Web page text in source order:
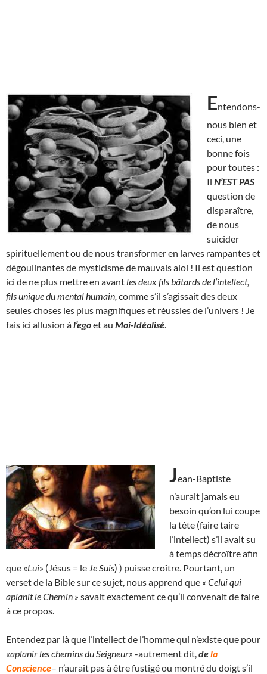
Entendons-
nous bien et
ceci, une
bonne fois
pour toutes :
Il N’EST PAS
question de
disparaître,
de nous
suicider
spirituellement ou de nous transformer en larves rampantes et
dégoulinantes de mysticisme de mauvais aloi ! Il est question
ici de ne plus mettre en avant les deux fils bâtards de l’intellect,
fils unique du mental humain, comme s’il s’agissait des deux
seules choses les plus magnifiques et réussies de l’univers ! Je
fais ici allusion àl’egoet au Moi-Idéalisé
Jean-Baptiste
n’aurait jamais eu
besoin qu’on lui coupe
la tête (faire taire
l’intellect) s’il avait su
à temps décroître afin
que «Lui» (Jésus = le Je Suis) ) puisse croître. Pourtant, un
verset de la Bible sur ce sujet, nous apprend que « Celui qui
aplanit le Chemin » savait exactement ce qu’il convenait de faire
à ce propos.
Entendez par là que l’intellect de l’homme qui n’existe que pour
«aplanir les chemins du Seigneur» -autrement dit, dela
Conscience– n’aurait pas à être fustigé ou montré du doigt s’il